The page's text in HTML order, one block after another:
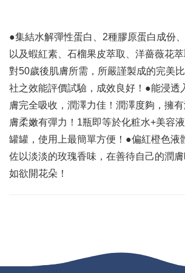
●集結水解彈性蛋白、2種膠原蛋白成份
以及蝦紅素、石榴果皮萃取、洋薔薇花
對50歲後肌膚所需，所嚴謹製成的完美
社之效能評價試驗，成效良好！●能浸透
膚完全吸收，潤澤力佳！潤澤度夠，擁
膚柔嫩有彈力！1瓶即等於化粧水+美容
罐罐，使用上最簡單方便！●偏紅橙色液
佐以淡淡的玫瑰香味，在善待自己的潤
如欲開花朵！